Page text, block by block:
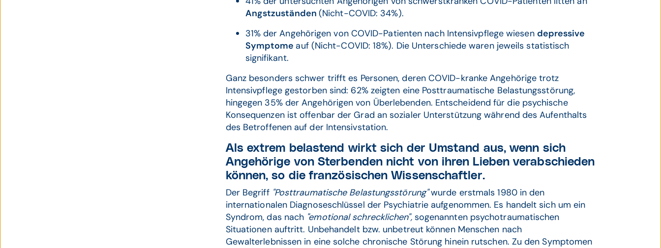
Angstzuständen(Nicht-COVID: 34%).
31% der Angehörigen von COVID-Patienten nach Intensivpflege wiesen depressive
Symptome auf (Nicht-COVID: 18%). Die Unterschiede waren jeweils statistisch
signifikant.
Ganz besonders schwer trifft es Personen, deren COVID-kranke Angehörige trotz
Intensivpflege gestorben sind: 62% zeigten eine Posttraumatische Belastungsstörung,
hingegen 35% der Angehörigen von Überlebenden. Entscheidend für die psychische
Konsequenzen ist offenbar der Grad an sozialer Unterstützung während des Aufenthalts
des Betroffenen auf der Intensivstation.
Als extrem belastend wirkt sich der Umstand aus, wenn sich
Angehörige von Sterbenden nicht von ihren Lieben verabschieden
können, so die französischen Wissenschaftler.
Der Begriff "Posttraumatische Belastungsstörung"wurde erstmals 1980 in den
internationalen Diagnoseschlüssel der Psychiatrie aufgenommen. Es handelt sich um ein
Syndrom, das nach "emotional schrecklichen", sogenannten psychotraumatischen
Situationen auftritt. Unbehandelt bzw. unbetreut können Menschen nach
Gewalterlebnissen in eine solche chronische Störung hinein rutschen. Zu den Symptomen